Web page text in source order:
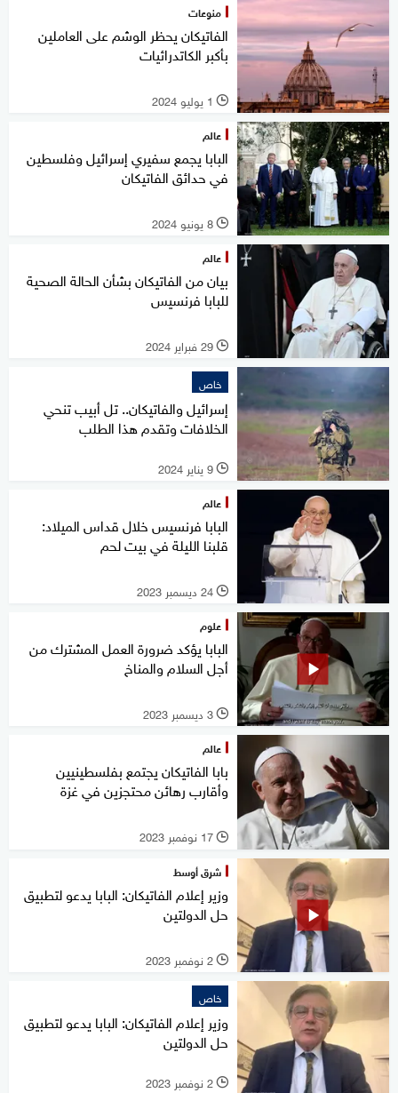
منوعات
الفاتيكان يحظر الوشم على العاملين
بأكبر الكاتدرائيات
l 1 يوليو 2024
عالم
البابا يجمع سفيري إسرائيل وفلسطين
في حدائق الفاتيكان
l 8 يونيو 2024
عالم
بيان من الفاتيكان بشأن الحالة الصحية
للبابا فرنسيس
l 29 فبراير 2024
خاص
إسرائيل والفاتيكان.. تل أبيب تنحي
الخلافات وتقدم هذا الطلب
l 9 يناير 2024
عالم
البابا فرنسيس خلال قداس الميلاد:
قلبنا الليلة في بيت لحم
l 24 ديسمبر 2023
علوم
البابا يؤكد ضرورة العمل المشترك من
أجل السلام والمناخ
l 3 ديسمبر 2023
عالم
بابا الفاتيكان يجتمع بفلسطينيين
وأقارب رهائن محتجزين في غزة
l 17 نوفمبر 2023
شرق أوسط
وزير إعلام الفاتيكان: البابا يدعو لتطبيق
حل الدولتين
l 2 نوفمبر 2023
خاص
وزير إعلام الفاتيكان: البابا يدعو لتطبيق
حل الدولتين
l 2 نوفمبر 2023